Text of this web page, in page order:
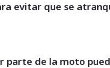
evitar que se
parte de la moto